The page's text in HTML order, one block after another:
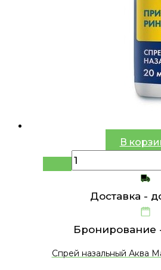
В
Доставка -
Бронирование
Спрей назальный Аква